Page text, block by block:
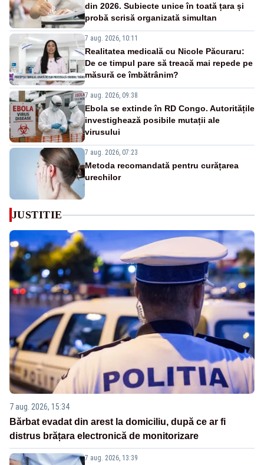
din 2026. Subiecte unice în toată țara și
probă scrisă organizată simultan
7 aug. 2026, 10:11
Realitatea medicală cu Nicole Păcuraru:
De ce timpul pare să treacă mai repede pe
măsură ce îmbătrânim?
7 aug. 2026, 09:38
Ebola se extinde în RD Congo. Autoritățile
investighează posibile mutații ale
virusului
7 aug. 2026, 07:23
Metoda recomandată pentru curățarea
urechilor
JUSTITIE
7 aug. 2026, 15:34
Bărbat evadat din arest la domiciliu, după ce ar fi
distrus brățara electronică de monitorizare
7 aug. 2026, 13:39